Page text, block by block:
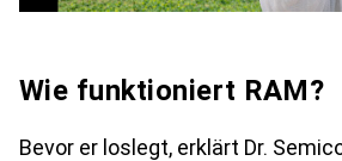
Wie funktioniert RAM?
Bevor er loslegt, erklärt Dr.